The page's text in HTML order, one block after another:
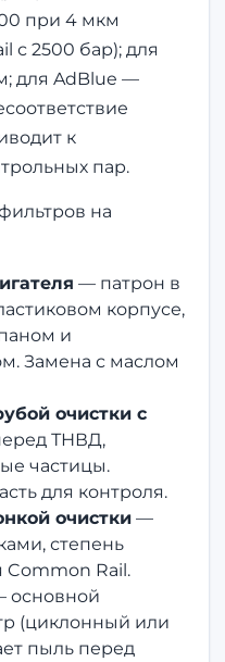
при 4 мкм
с 2500 бар); для
для AdBlue —
к
пар.
на
— патрон в
корпусе,
и
Замена с маслом
очистки с
ТНВД,
частицы.
для контроля.
очистки—
степень
Rail.
(циклонный или
пыль перед